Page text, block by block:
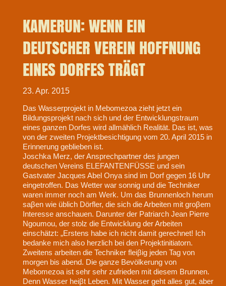
KAMERUN: WENN EIN
DEUTSCHER VEREIN HOFFNUNG
EINES DORFES TRÄGT
23. Apr. 2015
Das Wasserprojekt in Mebomezoa zieht jetzt ein
Bildungsprojekt nach sich und der Entwicklungstraum
eines ganzen Dorfes wird allmählich Realität. Das ist, was
von der zweiten Projektbesichtigung vom 20. April 2015 in
Erinnerung geblieben ist.
Joschka Merz, der Ansprechpartner des jungen
deutschen Vereins ELEFANTENFÜSSE und sein
Gastvater Jacques Abel Onya sind im Dorf gegen 16 Uhr
eingetroffen. Das Wetter war sonnig und die Techniker
waren immer noch am Werk. Um das Brunnenloch herum
saβen wie üblich Dӧrfler, die sich die Arbeiten mit groβem
Interesse anschauen. Darunter der Patriarch Jean Pierre
Ngoumou, der stolz die Entwicklung der Arbeiten
einschätzt: „Erstens habe ich nicht damit gerechnet! Ich
bedanke mich also herzlich bei den Projektinitiatorn.
Zweitens arbeiten die Techniker fleiβig jeden Tag von
morgen bis abend. Die ganze Bevӧlkerung von
Mebomezoa ist sehr sehr zufrieden mit diesem Brunnen.
Denn Wasser heiβt Leben. Mit Wasser geht alles gut, aber